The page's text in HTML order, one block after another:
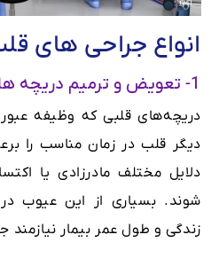
انواع جراحی های
1- تعویض و ترمیم دریچه های قلبی
دریچه‌های قلبی که وظیفه
دیگر قلب در زمان مناسب را
دلایل مختلف مادرزادی یا
شوند. بسیاری از این عیوب در
زندگی و طول عمر بیمار نیازمند